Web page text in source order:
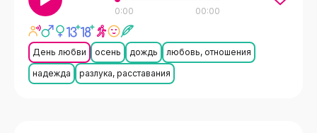
0:00 00:00
День любви осень дождь
любовь, отношения
надежда
разлука, расставания